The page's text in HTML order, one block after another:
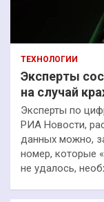
ТЕХНОЛОГИИ
Эксперты
на случай
Эксперты по
РИА Новости,
данных можно,
номер, которые
не удалось,